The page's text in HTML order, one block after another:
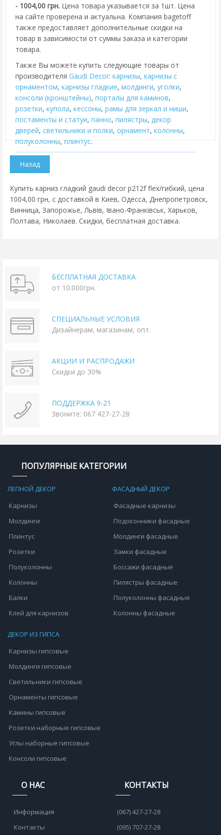
- 1004,00 грн. Цена товара указывается за 1шт. Цена
на сайте проверена и актуальна. Компания bagetoff
также предоставляет дополнительные скидки на
товар в зависимости от суммы заказа и категории
товара.
Также Вы можете купить следующие товары от
производителя Gaudi Decor: карнизы, карнизы с
орнаментом, карнизы гладкие, молдинги, уголки,
консоли (кронштейны), порталы для каминов,
розетки, купола, кессоны, рамы для зеркал и ниши,
постаменты и статуи, панно, пилястры, декор
дверей, cветильники и полки, орнамент, колонны,
полуколонны, плинтус.
Купить карниз гладкий gaudi decor p212f flex/гибкий, цена
1004,00 грн, с доставкой в Киев, Одесса, Днепропетровск,
Винница, Запорожье, Львів, Івано-Франківськ, Харьков,
Полтава, Николаев. Скидки, бесплатная доставка.
БЕСПЛАТНАЯ ДОСТАВКА
от 10.000грн.
СПЕЦИАЛЬНЫЕ УСЛОВИЯ
Дизайнерам, магазинам, опт.
АКЦИИ И РАСПРОДАЖИ
Скидки до 30%
ПОДДЕРЖКА 9-21
Звоните: 067 427-27-28
ПОПУЛЯРНЫЕ КАТЕГОРИИ
ЛЕПНОЙ ДЕКОР
Карнизы
Молдинги
Плинтус
Розетки
Полуколонны
Колонны
Балки
Клей для карнизов
ФАСАДНЫЙ ДЕКОР
Фасадные карнизы
Подоконники фасадные
Молдинги фасадные
Замки фасадные
Боссажи фасадные
Пилястры фасадные
Полуколонны фасадные
Колонны фасадные
ДЕКОР ИЗ ГИПСА
Карнизы гипсовые
Молдинги гипсовые
Светильники гипсовые
Орнаменты гипсовые
Камины гипсовые
Розетки наборные гипсовые
Углы наборные гипсовые
Консоли гипсовые
О НАС
Информация
Контакты
КОНТАКТЫ
(067) 427-27-28
(095) 707-27-28